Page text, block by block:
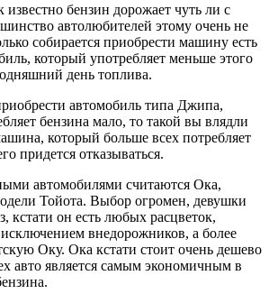
известно бензин дорожает чуть ли с
автолюбителей этому очень не
собирается приобрести машину есть
который употребляет меньше этого
день топлива.
автомобиль типа Джипа,
бензина мало, то такой вы влядли
который больше всех потребляет
придется отказываться.
автомобилями считаются Ока,
Тойота. Выбор огромен, девушки
кстати он есть любых расцветок,
внедорожников, а более
Оку. Ока кстати стоит очень дешево
авто является самым экономичным в